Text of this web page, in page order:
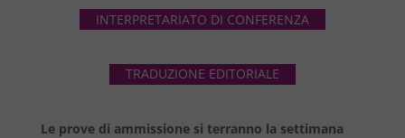
INTERPRETARIATO DI CONFERENZA
TRADUZIONE EDITORIALE
Le prove di ammissione si terranno la settimana